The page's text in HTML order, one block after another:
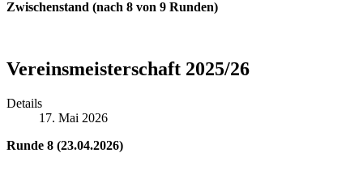
Zwischenstand (nach 8 von 9 Runden)
Vereinsmeisterschaft 2025/26
Details
17. Mai 2026
Runde 8 (23.04.2026)